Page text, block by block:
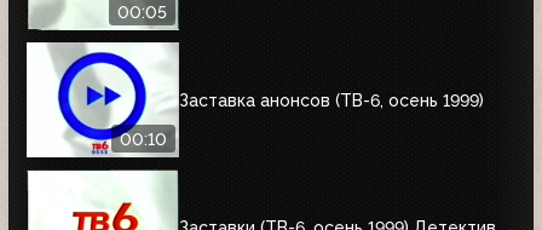
00:05
00:10
Заставка анонсов (ТВ-6, осень 1999)